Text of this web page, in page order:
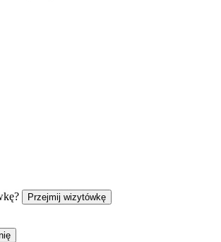
Przejmij wizytówkę